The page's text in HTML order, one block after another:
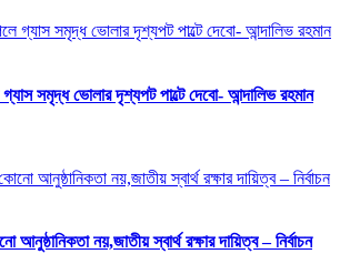
সমৃদ্ধ ভোলার দৃশ্যপট পাল্টে দেবো- আন্দালিভ রহমান
আনুষ্ঠানিকতা নয়,জাতীয় স্বার্থ রক্ষার দায়িত্ব – নির্বাচন